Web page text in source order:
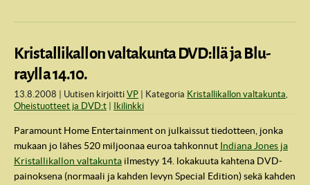
Kristallikallon valtakunta DVD:llä ja Blu-
raylla 14.10.
13.8.2008 Uutisen kirjoitti VP Kategoria Kristallikallon valtakunta,
Oheistuotteet ja DVD:t
Ikilinkki
Paramount Home Entertainment on julkaissut tiedotteen, jonka
mukaan jo lähes 520 miljoonaa euroa tahkonnut Indiana Jones ja
Kristallikallon valtakunta ilmestyy 14. lokakuuta kahtena DVD-
painoksena (normaali ja kahden levyn Special Edition) sekä kahden